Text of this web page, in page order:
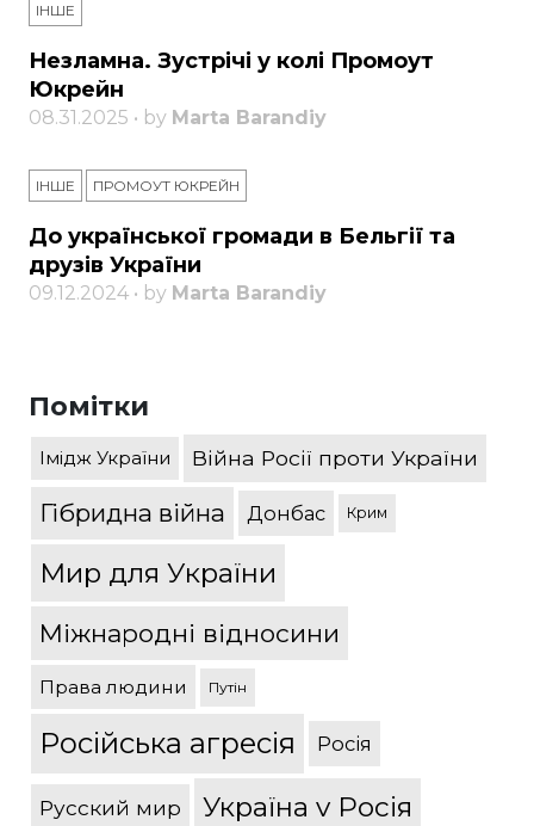
ІНШЕ
Незламна. Зустрічі у колі Промоут
Юкрейн
08.31.2025 • by Marta Barandiy
ІНШЕ ПРОМОУТ ЮКРЕЙН
До української громади в Бельгії та
друзів України
09.12.2024 • by Marta Barandiy
Помітки
Імідж України Війна Росії проти України
Гібридна війна Донбас Крим
Мир для України
Міжнародні відносини
Права людини Путін
Російська агресія Росія
Русский мир Україна v Росія